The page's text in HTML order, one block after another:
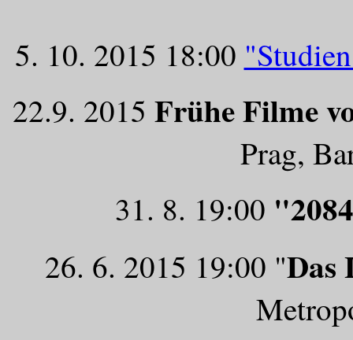
5. 10. 2015 18:00
22.9. 2015 Frühe Filme
Prag,
31. 8. 19:00
26. 6. 2015 19:00 "Das